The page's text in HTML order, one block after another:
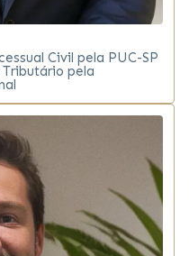
Civil pela PUC-SP
pela